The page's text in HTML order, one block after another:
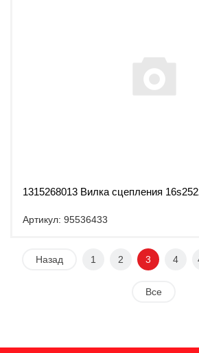
1315268013 Вилка сцепления
Артикул: 95536433
Назад 1 2 3 4
Все